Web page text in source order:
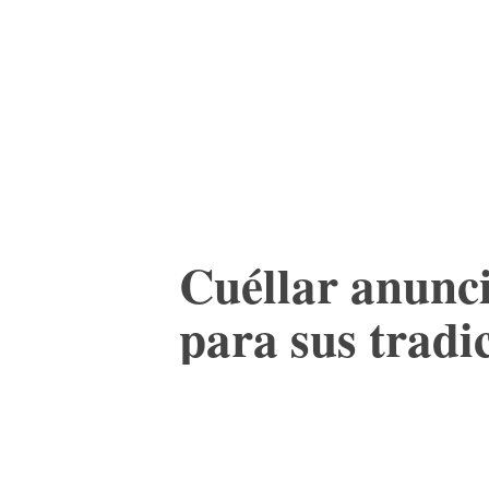
Cuéllar
para sus